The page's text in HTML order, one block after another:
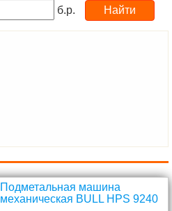
б.р.
Подметальная машина
механическая BULL HPS 9240